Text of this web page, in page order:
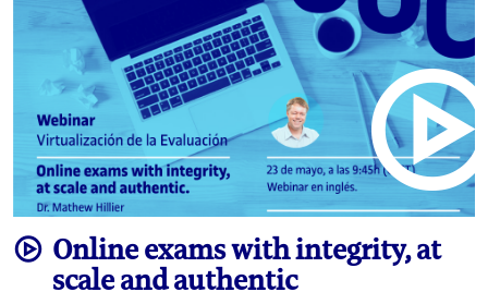
videoOnline exams with integrity, at
scale and authentic